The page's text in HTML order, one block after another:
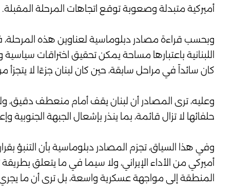
أميركية متبدلة وصعوبة توقع اتجاهات المرحلة المقبلة.
وبحسب قراءة مصادر دبلوماسية لعناوين هذه المرحلة،
اللبنانية باعتبارها مساحة يمكن تحقيق اختراقات سياسية
كان سائداً في مراحل سابقة، حين كان لبنان جزءًا لا
وعليه، ترى المصادر أن لبنان يقف أمام منعطف دقيق،
حلفائها لا تزال قائمة، بما ينذر بإشعال الجبهة
وفي هذا السياق، تجزم المصادر دبلوماسية بأن التنبؤ
أميركي من الأداء الإيراني، ولا سيما في ما يتعلق
المنطقة إلى مواجهة عسكرية واسعة، بل ترى أن ما يجري